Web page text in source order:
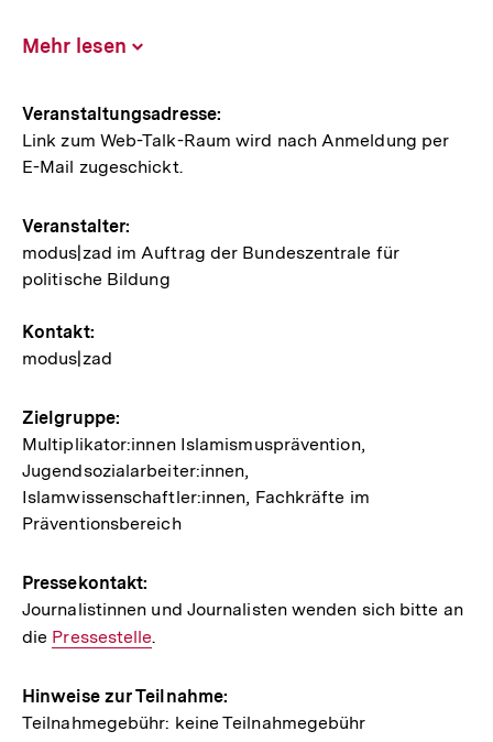
Mehr lesen
Hinweise
zur
Veranstaltung
Veranstaltungsadresse:
Link zum Web-Talk-Raum wird nach Anmeldung per
E-Mail zugeschickt.
Veranstalter:
modus|zad im Auftrag der Bundeszentrale für
politische Bildung
Kontakt:
modus|zad
Zielgruppe:
Multiplikator:innen Islamismusprävention,
Jugendsozialarbeiter:innen,
Islamwissenschaftler:innen, Fachkräfte im
Präventionsbereich
Pressekontakt:
Journalistinnen und Journalisten wenden sich bitte an
die Interner
Pressestelle.
Hinweise zur Teilnahme:
Teilnahmegebühr: keine Teilnahmegebühr